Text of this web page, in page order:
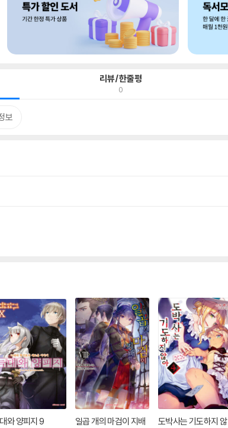
리뷰/한줄평
0
보
와 양피지 9
일곱 개의 마검이 지배
도박사는 기도하지 않